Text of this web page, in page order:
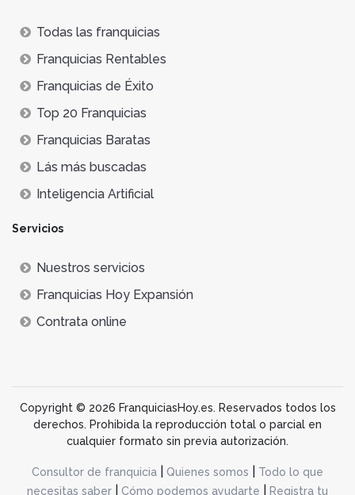
Todas las franquicias
Franquicias Rentables
Franquicias de Éxito
Top 20 Franquicias
Franquicias Baratas
Lás más buscadas
Inteligencia Artificial
Servicios
Nuestros servicios
Franquicias Hoy Expansión
Contrata online
Copyright © 2026 FranquiciasHoy.es. Reservados todos los
derechos. Prohibida la reproducción total o parcial en
cualquier formato sin previa autorización.
Consultor de franquicia Quienes somos
Todo lo que
necesitas saber
Cómo podemos ayudarte Registra tu